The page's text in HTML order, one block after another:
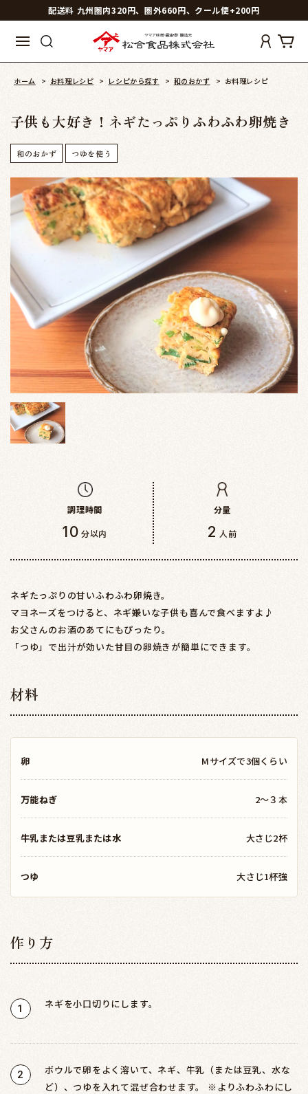
配送料 九州圏内320円、圏外660円、クール便+200円
ホーム > お料理レシピ > レシピから探す > 和のおかず > お料理レシピ
子供も大好き！ネギたっぷりふわふわ卵焼き
和のおかず つゆを使う
調理時間
10 分以内
分量
2 人前
ネギたっぷりの甘いふわふわ卵焼き。
マヨネーズをつけると、ネギ嫌いな子供も喜んで食べますよ♪
お父さんのお酒のあてにもぴったり。
「つゆ」で出汁が効いた甘目の卵焼きが簡単にできます。
材料
卵 Mサイズで3個くらい
万能ねぎ 2～３本
牛乳または豆乳または水 大さじ2杯
つゆ 大さじ1杯強
作り方
1 ネギを小口切りにします。
2
ボウルで卵をよく溶いて、ネギ、牛乳（または豆乳、水な
ど）、つゆを入れて混ぜ合わせます。 ※よりふわふわにし